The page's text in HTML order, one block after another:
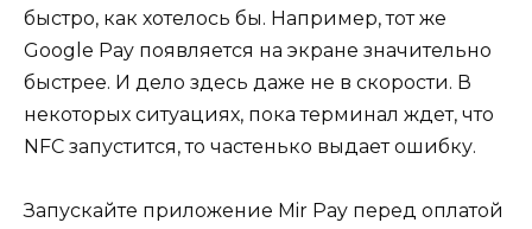
быстро, как хотелось бы. Например, тот же
Google Pay появляется на экране значительно
быстрее. И дело здесь даже не в скорости. В
некоторых ситуациях, пока терминал ждет, что
NFC запустится, то частенько выдает ошибку.
Запускайте приложение Mir Pay перед оплатой